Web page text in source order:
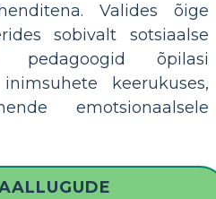
Valides õige
sobivalt sotsiaalse
pedagoogid õpilasi
keerukuses,
emotsionaalsele